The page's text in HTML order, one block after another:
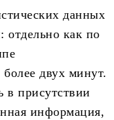
данных
отдельно как по
двух минут.
в присутствии
информация,